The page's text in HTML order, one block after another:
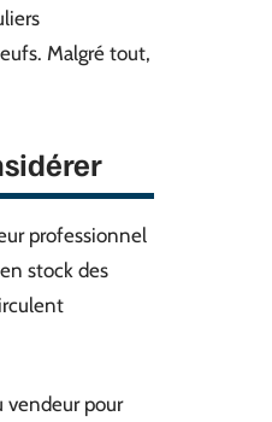
Malgré tout,
professionnel
stock des
vendeur pour